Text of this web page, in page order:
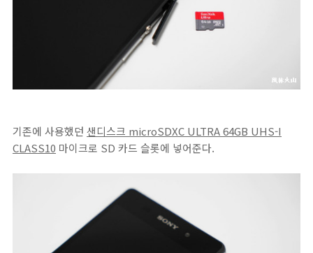
기존에 사용했던 샌디스크 microSDXC ULTRA 64GB UHS-I
CLASS10 마이크로 SD 카드 슬롯에 넣어준다.